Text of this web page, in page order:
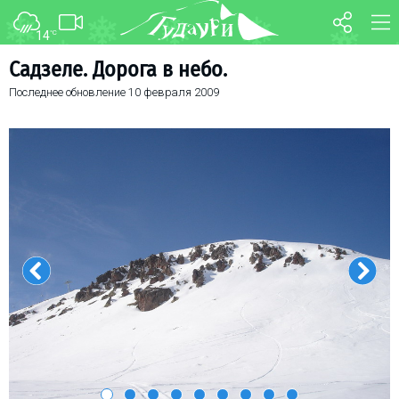
14°C
Садзеле. Дорога в небо.
Последнее обновление 10 февраля 2009
ФОРУМ
ТРАНСФЕР
О курорте
Схема трасс
Дети в Гудаури
Развлечения
Календарь событий
Телеграм-канал
Гудаури
INFO